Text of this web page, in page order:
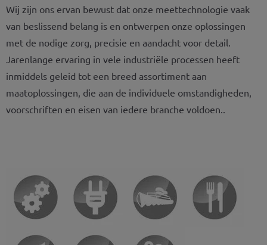
Wij zijn ons ervan bewust dat onze meettechnologie vaak
van beslissend belang is en ontwerpen onze oplossingen
met de nodige zorg, precisie en aandacht voor detail.
Jarenlange ervaring in vele industriële processen heeft
inmiddels geleid tot een breed assortiment aan
maatoplossingen, die aan de individuele omstandigheden,
voorschriften en eisen van iedere branche voldoen..